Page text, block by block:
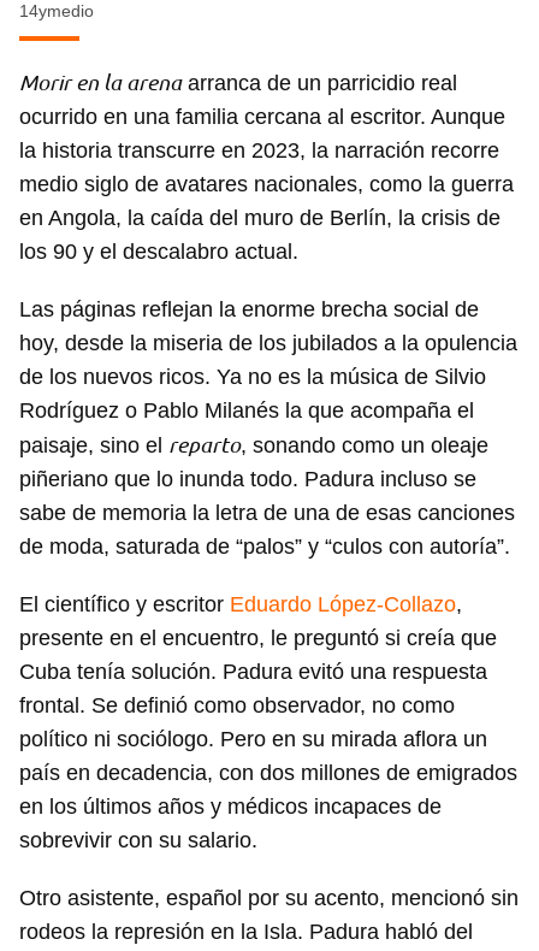
14ymedio
Morir en la arenaarranca de un parricidio real
ocurrido en una familia cercana al escritor. Aunque
la historia transcurre en 2023, la narración recorre
medio siglo de avatares nacionales, como la guerra
en Angola, la caída del muro de Berlín, la crisis de
los 90 y el descalabro actual.
Las páginas reflejan la enorme brecha social de
hoy, desde la miseria de los jubilados a la opulencia
de los nuevos ricos. Ya no es la música de Silvio
Rodríguez o Pablo Milanés la que acompaña el
paisaje, sino el reparto, sonando como un oleaje
piñeriano que lo inunda todo. Padura incluso se
sabe de memoria la letra de una de esas canciones
de moda, saturada de “palos” y “culos con autoría”.
El científico y escritor Eduardo López-Collazo,
presente en el encuentro, le preguntó si creía que
Cuba tenía solución. Padura evitó una respuesta
frontal. Se definió como observador, no como
político ni sociólogo. Pero en su mirada aflora un
país en decadencia, con dos millones de emigrados
en los últimos años y médicos incapaces de
sobrevivir con su salario.
Otro asistente, español por su acento, mencionó sin
rodeos la represión en la Isla. Padura habló del